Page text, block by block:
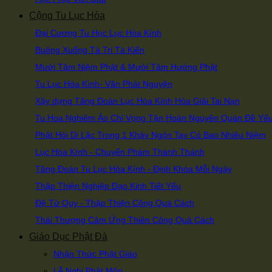
Cộng Tu Lục Hòa
Đại Cương Tu Học Lục Hòa Kính
Buông Xuống Tà Tri Tà Kiến
Mười Tâm Niệm Phật & Mười Tâm Hướng Phật
Tu Lục Hòa Kính- Văn Phát Nguyện
Xây dựng Tăng Đoàn Lục Hòa Kính Hóa Giải Tai Nạn
Tu Hoa Nghiêm Áo Chỉ Vọng Tận Hoàn Nguyên Quán Đề
Phật Hỏi Di Lặc Trong 1 Khảy Ngón Tay Có Bao Nhiêu Niệm
Lục Hòa Kính - Chuyển Phàm Thành Thánh
Tăng Đoàn Tu Lục Hòa Kính - Định Khóa Mỗi Ngày
Thập Thiện Nghiệp Đạo Kinh Tiết Yếu
Đệ Tử Quy - Thập Thiện Công Quá Cách
Thái Thượng Cảm Ứng Thiên Công Quá Cách
Giáo Dục Phật Đà
Nhận Thức Phật Giáo